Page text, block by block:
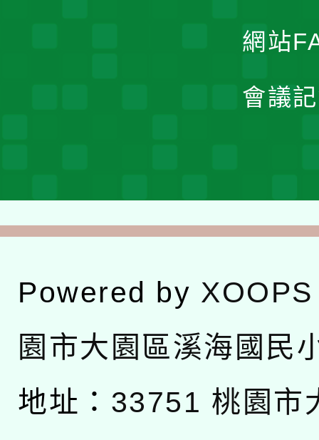
網站
會議
Powered by XOOPS
園市大園區溪海國民
地址： 33751 桃園市